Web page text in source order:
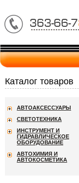
Каталог товаров
АВТОАКСЕССУАРЫ
СВЕТОТЕХНИКА
ИНСТРУМЕНТ И
ГИДРАВЛИЧЕСКОЕ
ОБОРУДОВАНИЕ
АВТОХИМИЯ И
АВТОКОСМЕТИКА